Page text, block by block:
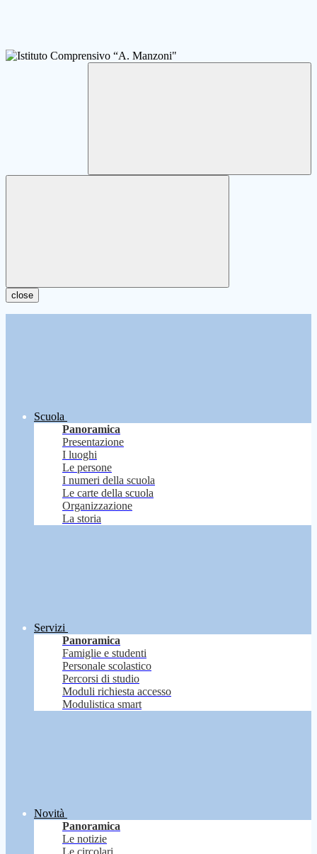
close
Scuola
Panoramica
Presentazione
I luoghi
Le persone
I numeri della scuola
Le carte della scuola
Organizzazione
La storia
Servizi
Panoramica
Famiglie e studenti
Personale scolastico
Percorsi di studio
Moduli richiesta accesso
Modulistica smart
Novità
Panoramica
Le notizie